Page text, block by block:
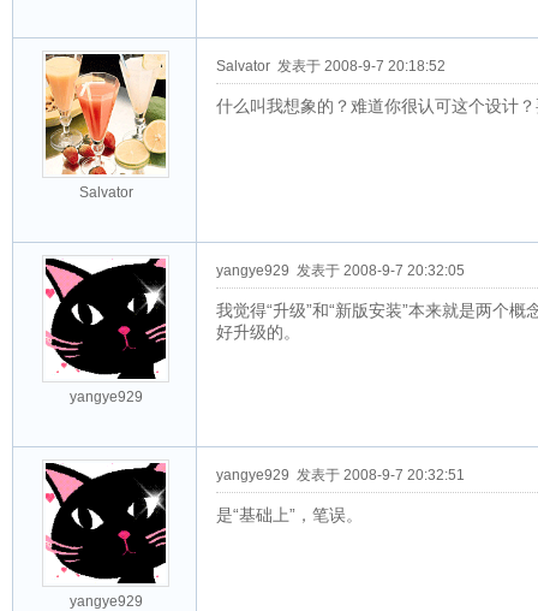
Salvator
Salvator 发表于 2008-9-7 20:18:52
什么叫我想象的？难道你很认可这个设计
yangye929
yangye929 发表于 2008-9-7 20:32:05
我觉得“升级”和“新版安装”本来就是两个
好升级的。
yangye929
yangye929 发表于 2008-9-7 20:32:51
是“基础上”，笔误。